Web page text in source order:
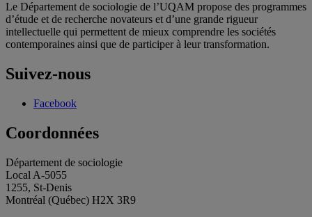
Le Département de sociologie de l’UQAM propose des programmes
d’étude et de recherche novateurs et d’une grande rigueur
intellectuelle qui permettent de mieux comprendre les sociétés
contemporaines ainsi que de participer à leur transformation.
Suivez-nous
Facebook
Coordonnées
Département de sociologie
Local A-5055
1255, St-Denis
Montréal (Québec) H2X 3R9